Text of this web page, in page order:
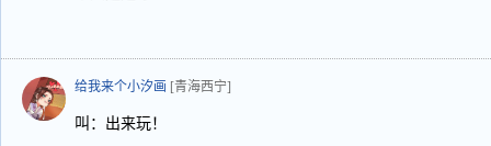
给我来个小汐画 [青海西宁]
叫：出来玩！